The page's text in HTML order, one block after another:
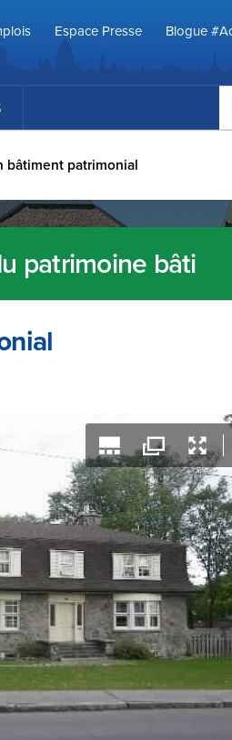
Espace Presse Blogue
bâtiment patrimonial
patrimoine bâti